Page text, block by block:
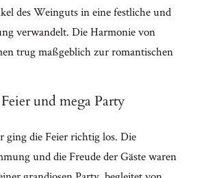
des Weinguts in eine festliche und
verwandelt. Die Harmonie von
trug maßgeblich zur romantischen
Feier und mega Party
ging die Feier richtig los. Die
und die Freude der Gäste waren